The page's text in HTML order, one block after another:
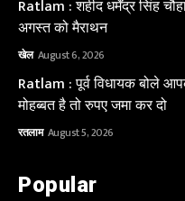
Ratlam : शहीद धर्मेंद्र सिंह
अगस्त को मैराथन
खेल August 6, 2026
Ratlam : पूर्व विधायक बोले
मोहब्बत है तो रुपए जमा कर दो
रतलाम August 5, 2026
Popular